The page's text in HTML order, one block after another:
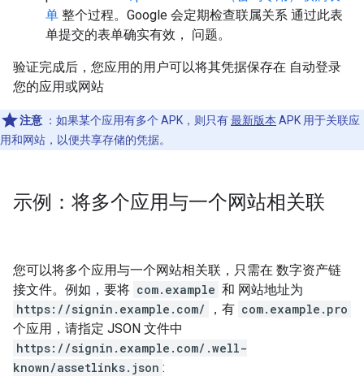
单 整个过程。Google 会定期检查联属关系 通过此表
单提交的表单确实有效， 问题。
验证完成后，您应用的用户可以将其凭据保存在 自动登录
您的应用或网站
注意 ：如果某个应用有多个 APK，则只有最新版本 APK 用于关联应
用和网站，以便共享存储的凭据。
示例：将多个应用与一个网站相关联
您可以将多个应用与一个网站相关联，只需在 数字资产链
接文件。例如，要将 com.example 和 网站地址为
https://signin.example.com/
，有 com.example.pro
个应用，请指定 JSON 文件中
https://signin.example.com/.well-
known/assetlinks.json :